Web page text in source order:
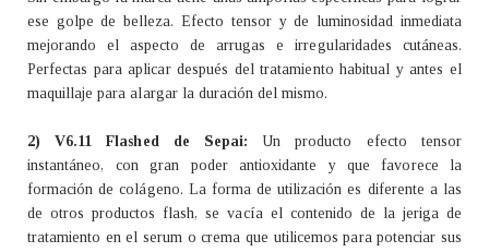
ese golpe de belleza. Efecto tensor y de luminosidad inmediata
mejorando el aspecto de arrugas e irregularidades cutáneas.
Perfectas para aplicar después del tratamiento habitual y antes el
maquillaje para alargar la duración del mismo.
2) V6.11 Flashed de Sepai: Un producto efecto tensor
instantáneo, con gran poder antioxidante y que favorece la
formación de colágeno. La forma de utilización es diferente a las
de otros productos flash, se vacía el contenido de la jeriga de
tratamiento en el serum o crema que utilicemos para potenciar sus